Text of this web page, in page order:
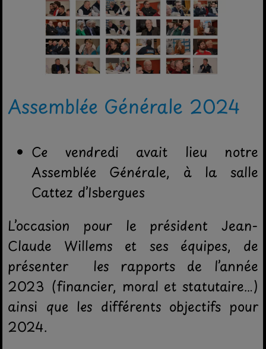
Assemblée Générale 2024
Ce vendredi avait lieu notre
Assemblée Générale, à la salle
Cattez d’Isbergues
L’occasion pour le président Jean-
Claude Willems et ses équipes, de
présenter les rapports de l’année
2023 (financier, moral et statutaire…)
ainsi que les différents objectifs pour
2024.